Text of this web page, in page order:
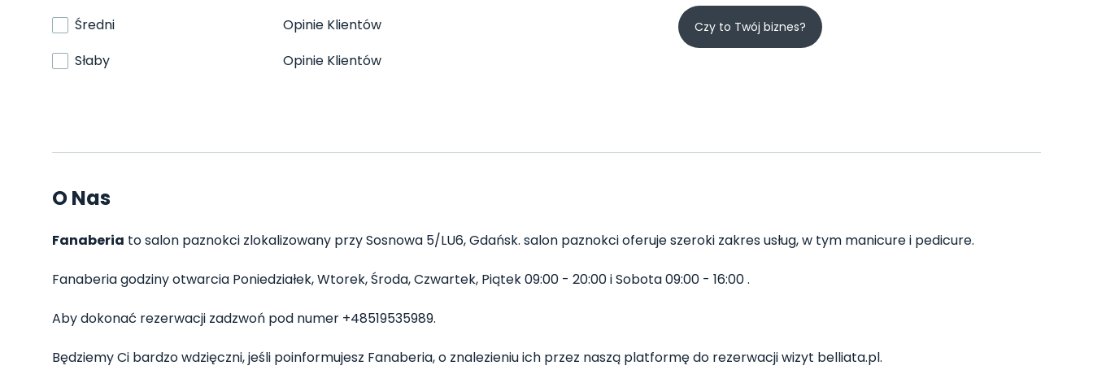
Średni
Opinie Klientów
Słaby
Opinie Klientów
Czy to Twój biznes?
O Nas
Fanaberia to salon paznokci zlokalizowany przy Sosnowa 5/LU6, Gdańsk. salon paznokci oferuje szeroki zakres usług, w tym manicure i pedicure.
Fanaberia godziny otwarcia Poniedziałek, Wtorek, Środa, Czwartek, Piątek 09:00 - 20:00 i Sobota 09:00 - 16:00 .
Aby dokonać rezerwacji zadzwoń pod numer +48519535989.
Będziemy Ci bardzo wdzięczni, jeśli poinformujesz Fanaberia, o znalezieniu ich przez naszą platformę do rezerwacji wizyt belliata.pl.